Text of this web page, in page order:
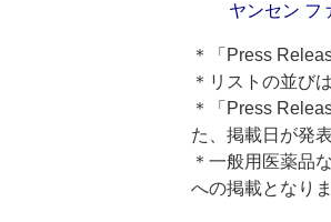
ヤンセン フ
＊「Press
＊リストの並び
＊「Press
た、掲載日が発
＊一般用医薬品
への掲載となりま